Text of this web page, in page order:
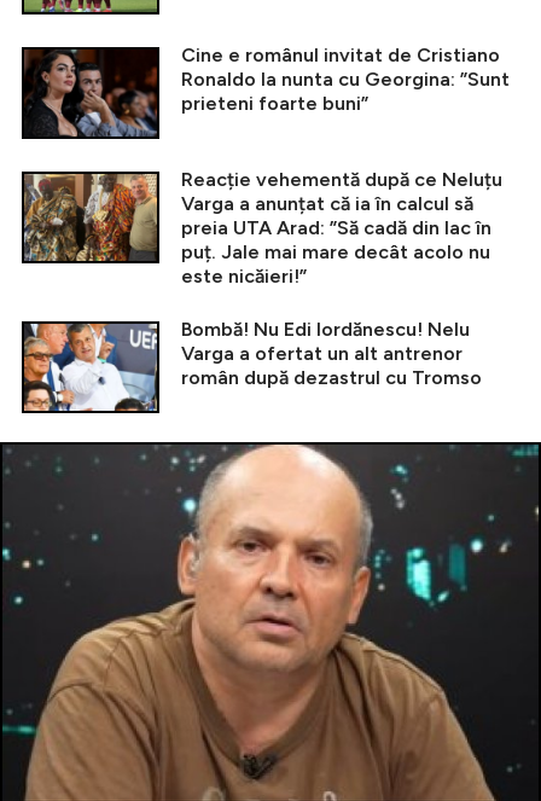
Cine e românul invitat de Cristiano
Ronaldo la nunta cu Georgina: ”Sunt
prieteni foarte buni”
Reacție vehementă după ce Neluțu
Varga a anunțat că ia în calcul să
preia UTA Arad: ”Să cadă din lac în
puț. Jale mai mare decât acolo nu
este nicăieri!”
Bombă! Nu Edi Iordănescu! Nelu
Varga a ofertat un alt antrenor
român după dezastrul cu Tromso